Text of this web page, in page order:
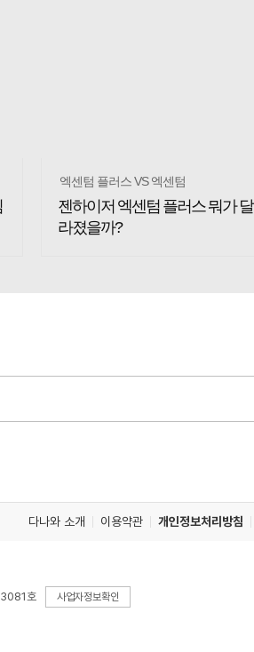
엑센텀 플러스 VS 엑센텀
젠하이저 엑센텀 플러스 뭐가 달
라졌을까?
다나와 소개 이용약관 개인정보처리방침
호 사업자정보확인